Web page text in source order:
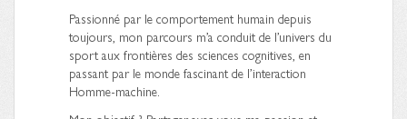
Passionné par le comportement humain depuis
toujours, mon parcours m’a conduit de l’univers du
sport aux frontières des sciences cognitives, en
passant par le monde fascinant de l’interaction
Homme-machine.